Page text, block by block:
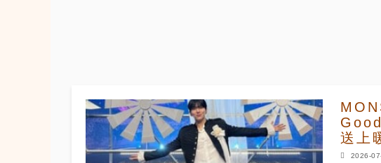
送上
2026-